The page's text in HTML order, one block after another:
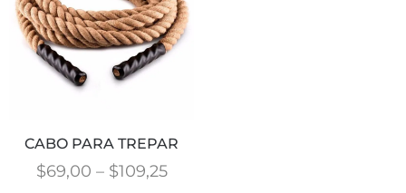
CABO PARA TREPAR
$69,00 – $109,25